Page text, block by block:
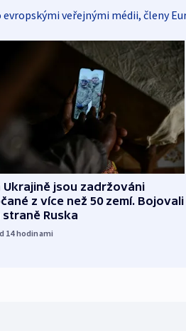
veřejnými médii, členy
Ukrajině jsou zadržováni
z více než 50 zemí. Bojovali
straně Ruska
14hodinami